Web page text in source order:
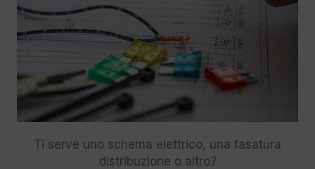
Ti serve uno schema elettrico, una fasatura
distribuzione o altro?